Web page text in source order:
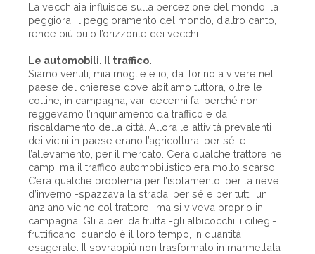
La vecchiaia influisce sulla percezione del mondo, la
peggiora. Il peggioramento del mondo, d’altro canto,
rende più buio l’orizzonte dei vecchi.
Le automobili. Il traffico.
Siamo venuti, mia moglie e io, da Torino a vivere nel
paese del chierese dove abitiamo tuttora, oltre le
colline, in campagna, vari decenni fa, perché non
reggevamo l’inquinamento da traffico e da
riscaldamento della città. Allora le attività prevalenti
dei vicini in paese erano l’agricoltura, per sé, e
l’allevamento, per il mercato. C’era qualche trattore nei
campi ma il traffico automobilistico era molto scarso.
C’era qualche problema per l’isolamento, per la neve
d’inverno -spazzava la strada, per sé e per tutti, un
anziano vicino col trattore- ma si viveva proprio in
campagna. Gli alberi da frutta -gli albicocchi, i ciliegi-
fruttificano, quando è il loro tempo, in quantità
esagerate. Il sovrappiù non trasformato in marmellata